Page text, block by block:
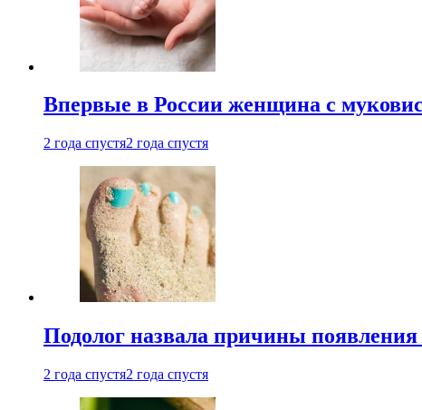
Впервые в России женщина с
2 года спустя2 года спустя
Подолог назвала причины появления
2 года спустя2 года спустя